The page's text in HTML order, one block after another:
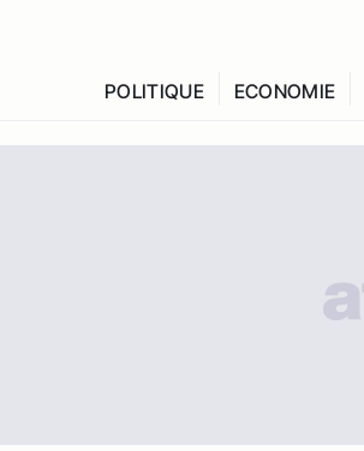
POLITIQUE ECONOMIE